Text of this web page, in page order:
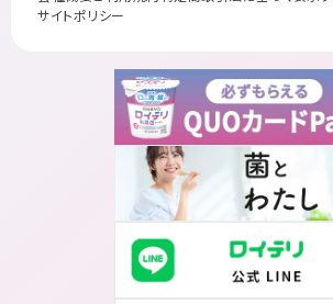
サイトポリシー